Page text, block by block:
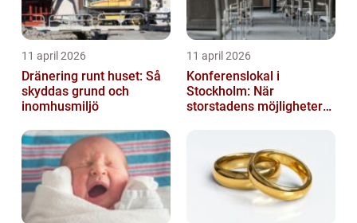
11 april 2026
Dränering runt huset: Så
skyddas grund och
inomhusmiljö
11 april 2026
Konferenslokal i
Stockholm: När
storstadens möjligheter